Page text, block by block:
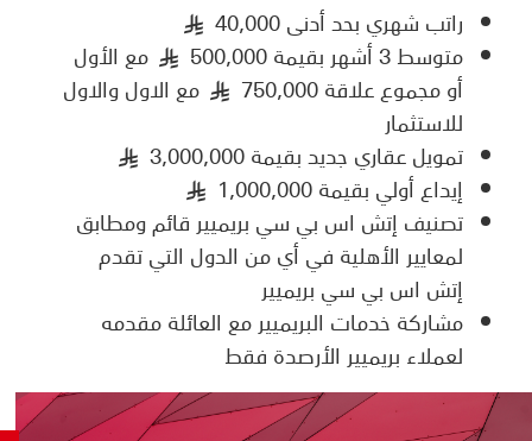
راتب شهري بحد أدنى 40,000 §
متوسط 3 أشهر بقيمة 500,000 § مع الأول
أو مجموع علاقة 750,000
§ مع الاول والاول
للاستثمار
تمويل عقاري جديد بقيمة 3,000,000
§
إيداع أولي بقيمة 1,000,000 §
تصنيف إتش اس بي سي بريميير قائم ومطابق
لمعايير الأهلية في أي من الدول التي تقدم
إتش اس بي سي بريميير
مشاركة خدمات البريميير مع العائلة مقدمه
لعملاء بريميير الأرصدة فقط